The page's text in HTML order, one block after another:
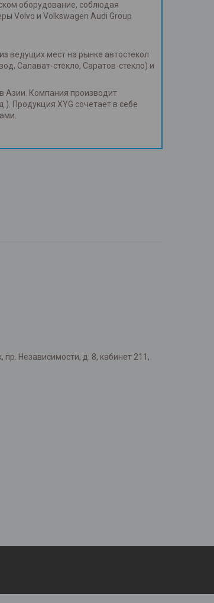
оборудование, соблюдая
Volvo и Volkswagen Audi Group
ведущих мест на рынке автостекол
Салават-стекло, Саратов-стекло) и
в Азии. Компания производит
Продукция XYG сочетает в себе
Независимости, д. 8, кабинет 211,